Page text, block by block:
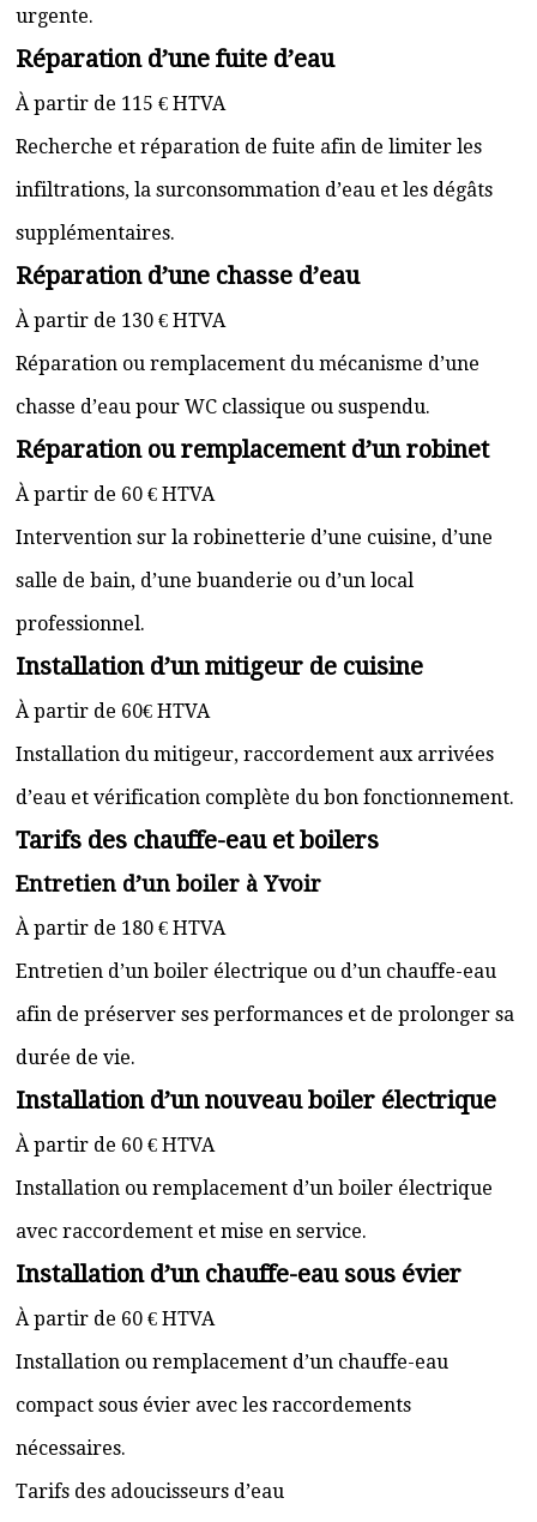
urgente.
Réparation d’une fuite d’eau
À partir de 115 € HTVA
Recherche et réparation de fuite afin de limiter les
infiltrations, la surconsommation d’eau et les dégâts
supplémentaires.
Réparation d’une chasse d’eau
À partir de 130 € HTVA
Réparation ou remplacement du mécanisme d’une
chasse d’eau pour WC classique ou suspendu.
Réparation ou remplacement d’un robinet
À partir de 60 € HTVA
Intervention sur la robinetterie d’une cuisine, d’une
salle de bain, d’une buanderie ou d’un local
professionnel.
Installation d’un mitigeur de cuisine
À partir de 60€ HTVA
Installation du mitigeur, raccordement aux arrivées
d’eau et vérification complète du bon fonctionnement.
Tarifs des chauffe-eau et boilers
Entretien d’un boiler à Yvoir
À partir de 180 € HTVA
Entretien d’un boiler électrique ou d’un chauffe-eau
afin de préserver ses performances et de prolonger sa
durée de vie.
Installation d’un nouveau boiler électrique
À partir de 60 € HTVA
Installation ou remplacement d’un boiler électrique
avec raccordement et mise en service.
Installation d’un chauffe-eau sous évier
À partir de 60 € HTVA
Installation ou remplacement d’un chauffe-eau
compact sous évier avec les raccordements
nécessaires.
Tarifs des adoucisseurs d’eau